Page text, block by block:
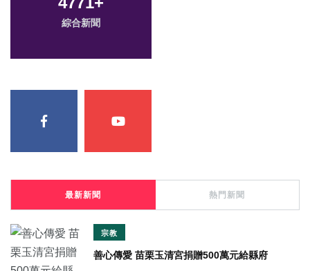
綜合新聞
最新新聞 熱門新聞
宗教
善心傳愛 苗栗玉清宮捐贈500萬元給縣府